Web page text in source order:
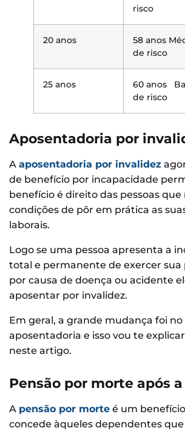
risco
20 anos
58 anos
de risco
25 anos
60 anos
de risco
Aposentadoria por
A aposentadoria por invalidez
de benefício por incapacidade
benefício é direito das pessoas que
condições de pôr em prática as
laborais.
Logo se uma pessoa apresenta a
total e permanente de exercer sua
por causa de doença ou acidente
aposentar por invalidez.
Em geral, a grande mudança foi no
aposentadoria e isso vou te
neste artigo.
Pensão por morte após
A pensão por morte é um
concede àqueles dependentes